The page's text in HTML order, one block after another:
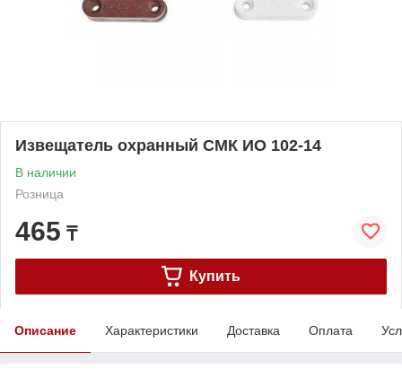
Извещатель охранный СМК ИО 102-14
В наличии
Розница
465 ₸
Купить
Описание Характеристики Доставка Оплата